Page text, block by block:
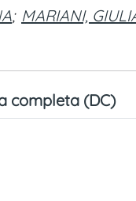
; MARIANI,
completa (DC)